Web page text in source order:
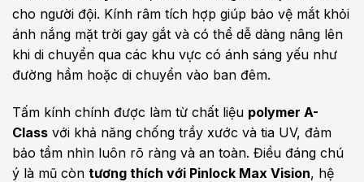
cho người đội. Kính râm tích hợp giúp bảo vệ mắt khỏi
ánh nắng mặt trời gay gắt và có thể dễ dàng nâng lên
khi di chuyển qua các khu vực có ánh sáng yếu như
đường hầm hoặc di chuyển vào ban đêm.
Tấm kính chính được làm từ chất liệu polymer A-
Class với khả năng chống trầy xước và tia UV, đảm
bảo tầm nhìn luôn rõ ràng và an toàn. Điều đáng chú
ý là mũ còn tương thích với Pinlock Max Vision, hệ